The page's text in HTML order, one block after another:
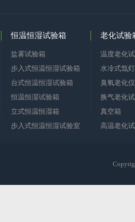
恒温恒湿试验箱
盐雾试验箱
步入式恒温恒湿试验箱
台式恒温恒湿试验箱
恒温恒湿试验箱
立式恒温恒湿箱
步入式恒温恒湿试验室
老化试验
温度老化
水冷式氙
臭氧老化仪
换气老化
真空箱
高温老化